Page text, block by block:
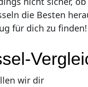
die Besten
für dich zu finden!
wir dir